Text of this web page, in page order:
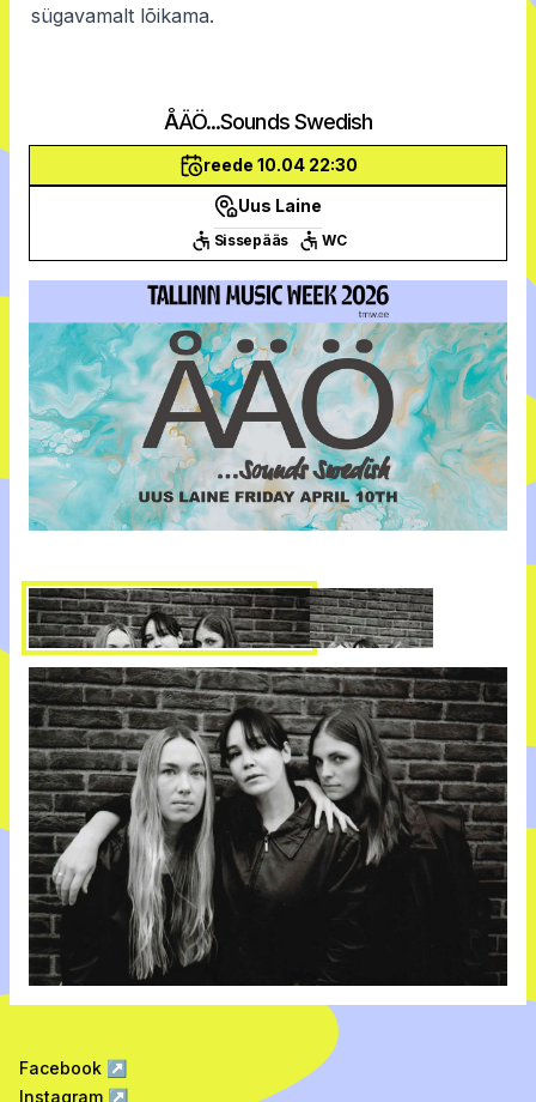
sügavamalt lõikama.
ÅÄÖ...Sounds Swedish
reede 10.04 22:30
Uus Laine
Sissepääs WC
Facebook ↗
Instagram ↗